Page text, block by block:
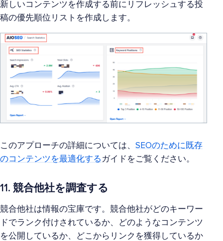
新しいコンテンツを作成する前にリフレッシュする投
稿の優先順位リストを作成します。
このアプローチの詳細については、 SEOのために既存
のコンテンツを最適化する ガイドをご覧ください。
11. 競合他社を調査する
競合他社は情報の宝庫です。競合他社がどのキーワー
ドでランク付けされているか、どのようなコンテンツ
を公開しているか、どこからリンクを獲得しているか